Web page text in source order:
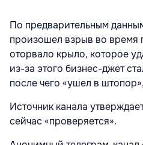
По предварительным
произошел взрыв во время
оторвало крыло, которое
из-за этого бизнес-джет
после чего «ушел в
Источник канала
сейчас «проверяется».